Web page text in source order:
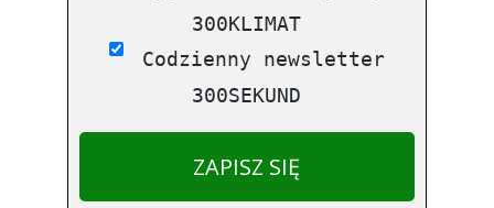
300KLIMAT
Codzienny newsletter
300SEKUND